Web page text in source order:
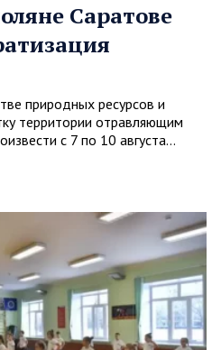
Саратове
природных ресурсов и
территории отравляющим
с 7 по 10 августа…